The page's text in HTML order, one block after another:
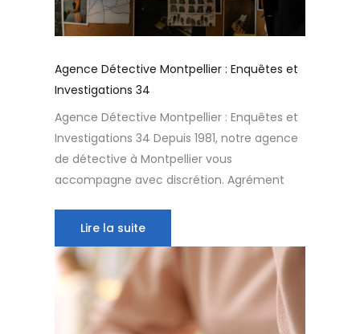
Agence Détective Montpellier : Enquêtes et
Investigations 34
Agence Détective Montpellier : Enquêtes et
Investigations 34 Depuis 1981, notre agence
de détective à Montpellier vous
accompagne avec discrétion. Agrément
Lire la suite